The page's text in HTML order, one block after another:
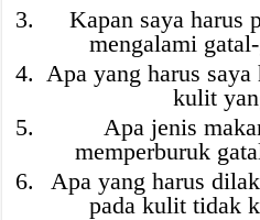
Kapan saya harus
mengalami
Apa yang harus
kulit
Apa jenis
memperburuk
Apa yang harus
pada kulit tidak